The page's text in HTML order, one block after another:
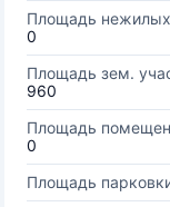
Площадь
0
Площадь зем.
960
Площадь
0
Площадь